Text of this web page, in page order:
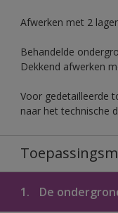
Afwerken met 2
Behandelde
Dekkend afwerken
Voor gedetailleerde
naar het technische
1. De